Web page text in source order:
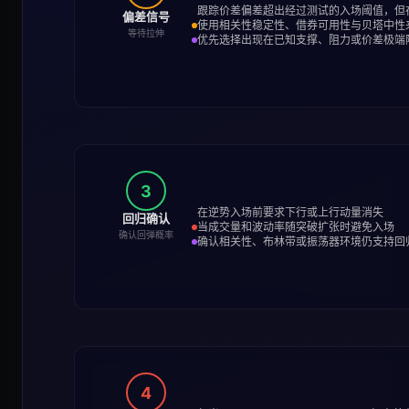
偏差信号
等待拉伸
跟踪价差偏差超出经过测试的入场阈值，
使用相关性稳定性、借券可用性与贝塔中
优先选择出现在已知支撑、阻力或价差极端
3
回归确认
确认回弹概率
在逆势入场前要求下行或上行动量消失
当成交量和波动率随突破扩张时避免入场
确认相关性、布林带或振荡器环境仍支持回
4